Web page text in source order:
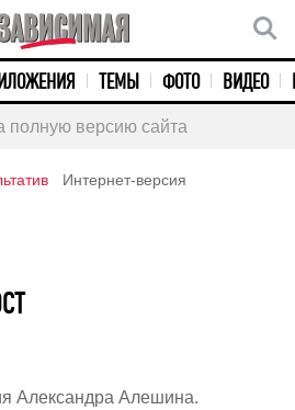
ТЕМЫ ФОТО ВИДЕО
полную версию сайта
Интернет-версия
Александра Алешина.